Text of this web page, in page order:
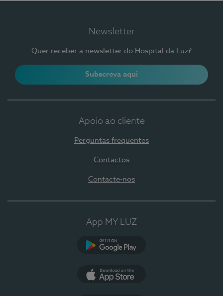
Newsletter
Quer receber a newsletter do Hospital da Luz?
Subscreva aqui
Apoio ao cliente
Perguntas frequentes
Contactos
Contacte-nos
App MY LUZ